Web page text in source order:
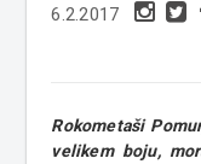
6.2.2017
Rokometaši
velikem boju,